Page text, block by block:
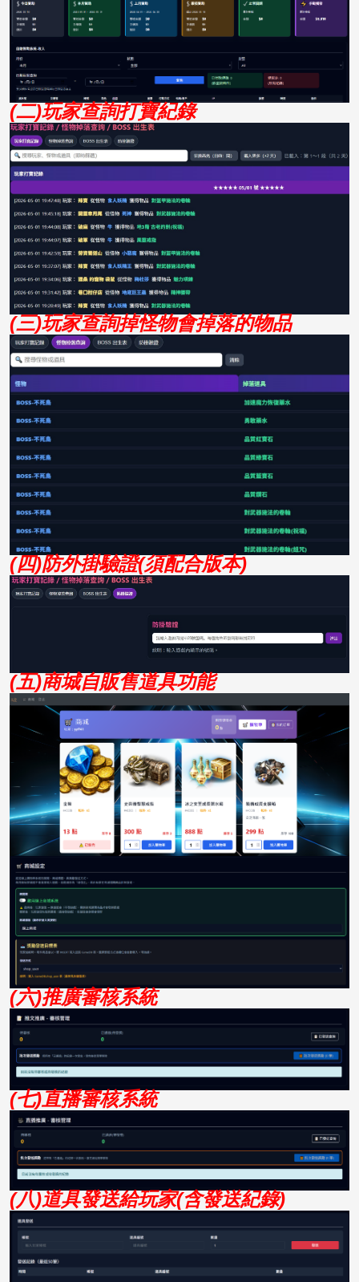
(二)玩家查詢打寶紀錄
(三)玩家查詢掉怪物會掉落的物品
(四)防外掛驗證(須配合版本)
(五)商城自販售道具功能
(六)推廣審核系統
(七)直播審核系統
(八)道具發送給玩家(含發送紀錄)